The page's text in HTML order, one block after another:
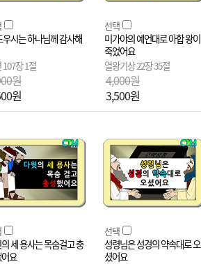
우시는 하나님께 감사해
107장 1절
원
원
선택
미가야의 예언대로 아합 왕이
죽었어요
열왕기상 22장 35절
4,000원
3,500원
세 용사는 목숨걸고 충
요
선택
성령님은 성경의 약속대로 오
셨어요